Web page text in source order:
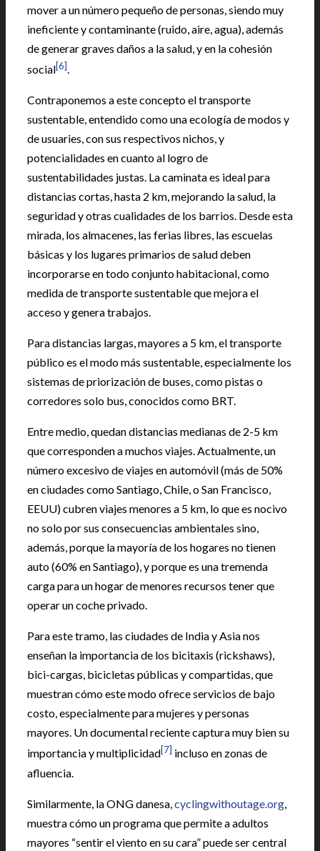
mover a un número pequeño de personas, siendo muy
ineficiente y contaminante (ruido, aire, agua), además
de generar graves daños a la salud, y en la cohesión
social[6].
Contraponemos a este concepto el transporte
sustentable, entendido como una ecología de modos y
de usuaries, con sus respectivos nichos, y
potencialidades en cuanto al logro de
sustentabilidades justas. La caminata es ideal para
distancias cortas, hasta 2 km, mejorando la salud, la
seguridad y otras cualidades de los barrios. Desde esta
mirada, los almacenes, las ferias libres, las escuelas
básicas y los lugares primarios de salud deben
incorporarse en todo conjunto habitacional, como
medida de transporte sustentable que mejora el
acceso y genera trabajos.
Para distancias largas, mayores a 5 km, el transporte
público es el modo más sustentable, especialmente los
sistemas de priorización de buses, como pistas o
corredores solo bus, conocidos como BRT.
Entre medio, quedan distancias medianas de 2-5 km
que corresponden a muchos viajes. Actualmente, un
número excesivo de viajes en automóvil (más de 50%
en ciudades como Santiago, Chile, o San Francisco,
EEUU) cubren viajes menores a 5 km, lo que es nocivo
no solo por sus consecuencias ambientales sino,
además, porque la mayoría de los hogares no tienen
auto (60% en Santiago), y porque es una tremenda
carga para un hogar de menores recursos tener que
operar un coche privado.
Para este tramo, las ciudades de India y Asia nos
enseñan la importancia de los bicitaxis (rickshaws),
bici-cargas, bicicletas públicas y compartidas, que
muestran cómo este modo ofrece servicios de bajo
costo, especialmente para mujeres y personas
mayores. Un documental reciente captura muy bien su
importancia y multiplicidad[7] incluso en zonas de
afluencia.
Similarmente, la ONG danesa, cyclingwithoutage.org
muestra cómo un programa que permite a adultos
mayores “sentir el viento en su cara” puede ser central